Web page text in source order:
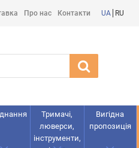
Про нас Контакти UA RU
Тримачі,
люверси,
інструменти,
Вигідна
пропозиція